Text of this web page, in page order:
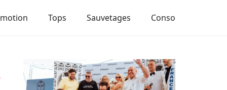
Tops Sauvetages Conso